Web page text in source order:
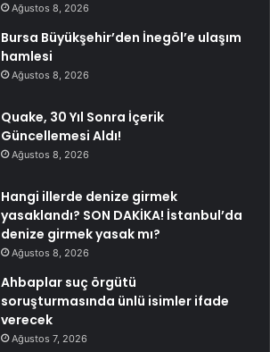
Ağustos 8, 2026
Bursa Büyükşehir’den İnegöl’e ulaşım
hamlesi
Ağustos 8, 2026
Quake, 30 Yıl Sonra İçerik
Güncellemesi Aldı!
Ağustos 8, 2026
Hangi illerde denize girmek
yasaklandı? SON DAKİKA! İstanbul’da
denize girmek yasak mı?
Ağustos 8, 2026
Ahbaplar suç örgütü
soruşturmasında ünlü isimler ifade
verecek
Ağustos 7, 2026